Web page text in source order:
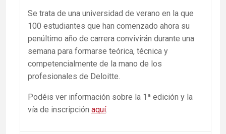
Se trata de una universidad de verano en la que
100 estudiantes que han comenzado ahora su
penúltimo año de carrera convivirán durante una
semana para formarse teórica, técnica y
competencialmente de la mano de los
profesionales de Deloitte.
Podéis ver información sobre la 1ª edición y la
vía de inscripción aquí.